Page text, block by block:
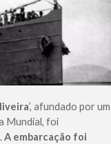
’, afundado por um
Mundial, foi
A embarcação foi